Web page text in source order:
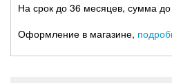
На срок до 36 месяцев, сумма
Оформление в магазине,